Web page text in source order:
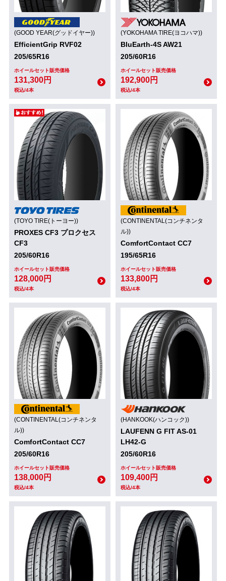
(GOOD YEAR(グッドイヤー))
EfficientGrip RVF02
205/65R16
ホイールセット販売価格
131,300円
税込/4本
(YOKOHAMA TIRE(ヨコハマ))
BluEarth-4S AW21
205/60R16
ホイールセット販売価格
192,900円
税込/4本
(TOYO TIRE(トーヨー))
PROXES CF3 プロクセス
CF3
205/60R16
ホイールセット販売価格
128,000円
税込/4本
(CONTINENTAL(コンチネンタ
ル))
ComfortContact CC7
195/65R16
ホイールセット販売価格
133,800円
税込/4本
(CONTINENTAL(コンチネンタ
ル))
ComfortContact CC7
205/60R16
ホイールセット販売価格
138,000円
税込/4本
(HANKOOK(ハンコック))
LAUFENN G FIT AS-01
LH42-G
205/60R16
ホイールセット販売価格
109,400円
税込/4本